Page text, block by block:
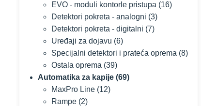
EVO - moduli kontorle pristupa (16)
Detektori pokreta - analogni (3)
Detektori pokreta - digitalni (7)
Uređaji za dojavu (6)
Specijalni detektori i prateća oprema (8)
Ostala oprema (39)
Automatika za kapije (69)
MaxPro Line (12)
Rampe (2)